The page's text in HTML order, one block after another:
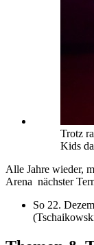
Trotz
Kids
Alle Jahre wieder,
Arena nächster
So 22.